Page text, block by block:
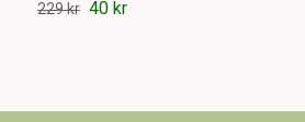
229 kr 40 kr